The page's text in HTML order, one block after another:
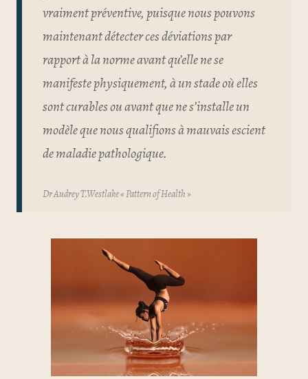
vraiment préventive, puisque nous pouvons
maintenant détecter ces déviations par
rapport à la norme avant qu’elle ne se
manifeste physiquement, à un stade où elles
sont curables ou avant que ne s’installe un
modèle que nous qualifions à mauvais escient
de maladie pathologique.
Dr Audrey T.Westlake « Pattern of Health »